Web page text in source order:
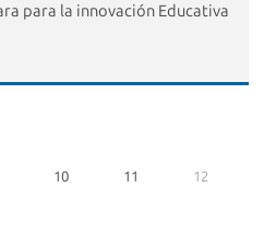
para la innovación Educativa
10 11 12